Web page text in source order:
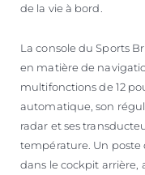
de la vie à bord.
La console du Sports
en matière de
multifonctions de 12
automatique, son
radar et ses
température. Un poste
dans le cockpit arrière,